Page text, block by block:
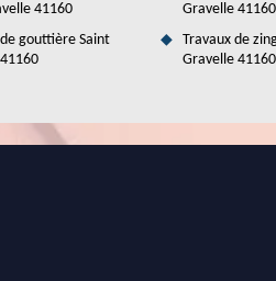
de votre toiture bac
toiture en bac acier? Contactez le
41160
gouttière Saint
Gravelle 41160
Travaux de
Gravelle 41160